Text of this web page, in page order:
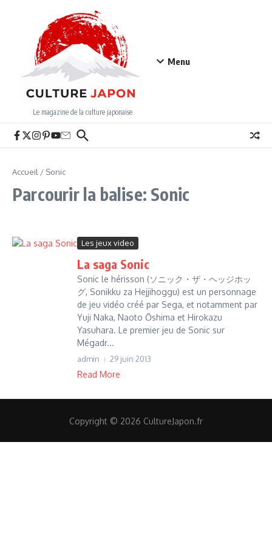
Le magazine de la culture japonaise
Menu
Accueil / Sonic
Parcourir la balise: Sonic
Les jeux video
La saga Sonic
Sonic le hérisson (ソニック・ザ・ヘッジホッ
グ, Sonikku za Hejjihoggu) est un personnage
de jeu vidéo créé par Sega, et notamment par
Yuji Naka, Naoto Ōshima et Hirokazu
Yasuhara. Le premier jeu de Sonic sur
Mégadr...
admin 29 juin 2013
Read More